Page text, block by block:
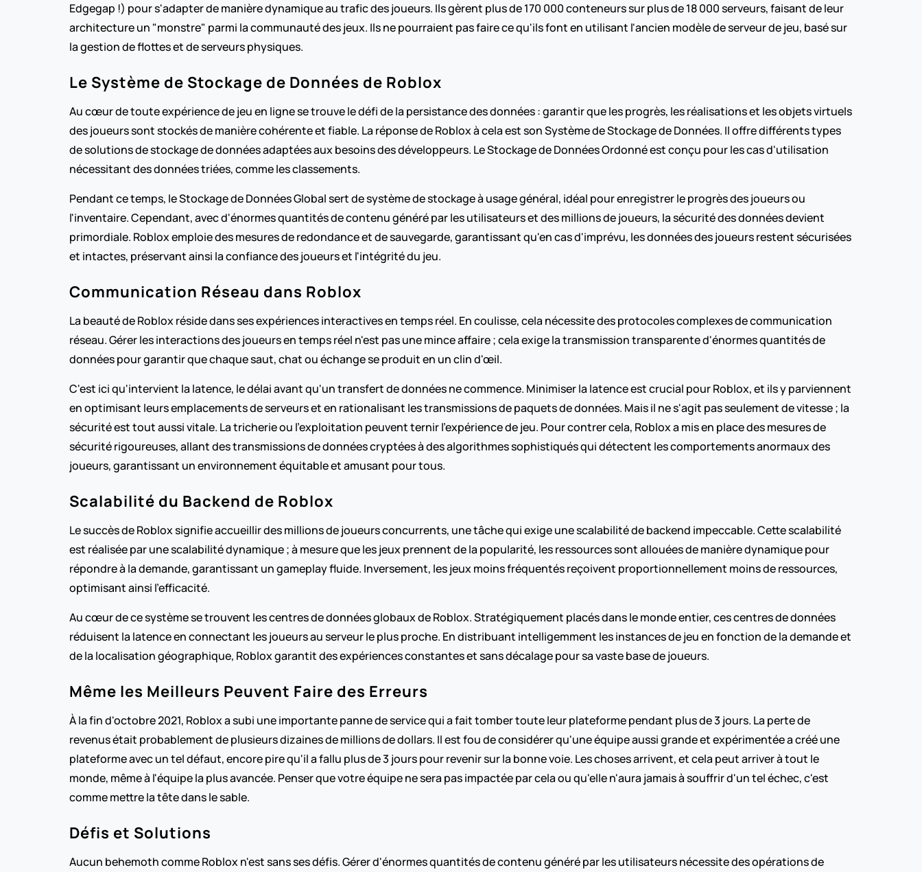
Edgegap !) pour s'adapter de manière dynamique au trafic des joueurs. Ils gèrent plus de 170 000 conteneurs sur plus de 18 000 serveurs, faisant de leur
architecture un "monstre" parmi la communauté des jeux. Ils ne pourraient pas faire ce qu'ils font en utilisant l'ancien modèle de serveur de jeu, basé sur
la gestion de flottes et de serveurs physiques.
Le Système de Stockage de Données de Roblox
Au cœur de toute expérience de jeu en ligne se trouve le défi de la persistance des données : garantir que les progrès, les réalisations et les objets virtuels
des joueurs sont stockés de manière cohérente et fiable. La réponse de Roblox à cela est son Système de Stockage de Données. Il offre différents types
de solutions de stockage de données adaptées aux besoins des développeurs. Le Stockage de Données Ordonné est conçu pour les cas d'utilisation
nécessitant des données triées, comme les classements.
Pendant ce temps, le Stockage de Données Global sert de système de stockage à usage général, idéal pour enregistrer le progrès des joueurs ou
l'inventaire. Cependant, avec d'énormes quantités de contenu généré par les utilisateurs et des millions de joueurs, la sécurité des données devient
primordiale. Roblox emploie des mesures de redondance et de sauvegarde, garantissant qu'en cas d'imprévu, les données des joueurs restent sécurisées
et intactes, préservant ainsi la confiance des joueurs et l'intégrité du jeu.
Communication Réseau dans Roblox
La beauté de Roblox réside dans ses expériences interactives en temps réel. En coulisse, cela nécessite des protocoles complexes de communication
réseau. Gérer les interactions des joueurs en temps réel n'est pas une mince affaire ; cela exige la transmission transparente d'énormes quantités de
données pour garantir que chaque saut, chat ou échange se produit en un clin d'œil.
C'est ici qu'intervient la latence, le délai avant qu'un transfert de données ne commence. Minimiser la latence est crucial pour Roblox, et ils y parviennent
en optimisant leurs emplacements de serveurs et en rationalisant les transmissions de paquets de données. Mais il ne s'agit pas seulement de vitesse ; la
sécurité est tout aussi vitale. La tricherie ou l'exploitation peuvent ternir l'expérience de jeu. Pour contrer cela, Roblox a mis en place des mesures de
sécurité rigoureuses, allant des transmissions de données cryptées à des algorithmes sophistiqués qui détectent les comportements anormaux des
joueurs, garantissant un environnement équitable et amusant pour tous.
Scalabilité du Backend de Roblox
Le succès de Roblox signifie accueillir des millions de joueurs concurrents, une tâche qui exige une scalabilité de backend impeccable. Cette scalabilité
est réalisée par une scalabilité dynamique ; à mesure que les jeux prennent de la popularité, les ressources sont allouées de manière dynamique pour
répondre à la demande, garantissant un gameplay fluide. Inversement, les jeux moins fréquentés reçoivent proportionnellement moins de ressources,
optimisant ainsi l'efficacité.
Au cœur de ce système se trouvent les centres de données globaux de Roblox. Stratégiquement placés dans le monde entier, ces centres de données
réduisent la latence en connectant les joueurs au serveur le plus proche. En distribuant intelligemment les instances de jeu en fonction de la demande et
de la localisation géographique, Roblox garantit des expériences constantes et sans décalage pour sa vaste base de joueurs.
Même les Meilleurs Peuvent Faire des Erreurs
À la fin d'octobre 2021, Roblox a subi une importante panne de service qui a fait tomber toute leur plateforme pendant plus de 3 jours. La perte de
revenus était probablement de plusieurs dizaines de millions de dollars. Il est fou de considérer qu'une équipe aussi grande et expérimentée a créé une
plateforme avec un tel défaut, encore pire qu'il a fallu plus de 3 jours pour revenir sur la bonne voie. Les choses arrivent, et cela peut arriver à tout le
monde, même à l'équipe la plus avancée. Penser que votre équipe ne sera pas impactée par cela ou qu'elle n'aura jamais à souffrir d'un tel échec, c'est
comme mettre la tête dans le sable.
Défis et Solutions
Aucun behemoth comme Roblox n'est sans ses défis. Gérer d'énormes quantités de contenu généré par les utilisateurs nécessite des opérations de